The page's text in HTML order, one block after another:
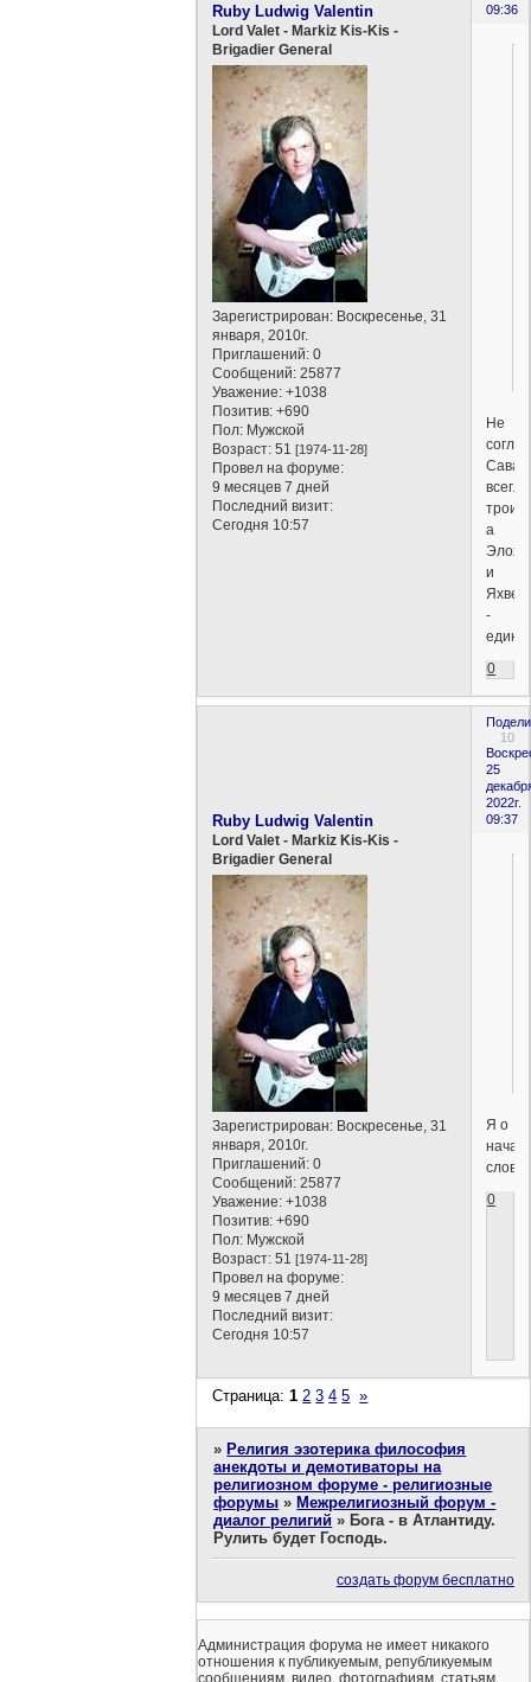
09:36
Ruby Ludwig Valentin
Lord Valet - Markiz Kis-Kis -
Brigadier General
Зарегистрирован: Воскресенье, 31
января, 2010г.
Приглашений: 0
Сообщений: 25877
Уважение: +1038
Позитив: +690
Пол: Мужской
Возраст: 51[1974-11-28]
Провел на форуме:
9 месяцев 7 дней
Последний визит:
Сегодня 10:57
Не
всегла
а
и
Яхве
-
0
10
25
2022г.
09:37
Ruby Ludwig Valentin
Lord Valet - Markiz Kis-Kis -
Brigadier General
Зарегистрирован: Воскресенье, 31
января, 2010г.
Приглашений: 0
Сообщений: 25877
Уважение: +1038
Позитив: +690
Пол: Мужской
Возраст: 51[1974-11-28]
Провел на форуме:
9 месяцев 7 дней
Последний визит:
Сегодня 10:57
Я о
0
Страница:1 2 3 4 5 »
» Религия эзотерика философия
анекдоты и демотиваторы на
религиозном форуме - религиозные
форумы » Межрелигиозный форум -
диалог религий » Бога - в Атлантиду.
Рулить будет Господь.
создать форум бесплатно
Администрация форума не имеет никакого
отношения к публикуемым, републикуемым